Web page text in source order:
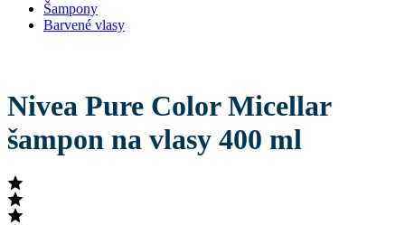
Šampony
Barvené vlasy
Nivea Pure Color Micellar
šampon na vlasy 400 ml